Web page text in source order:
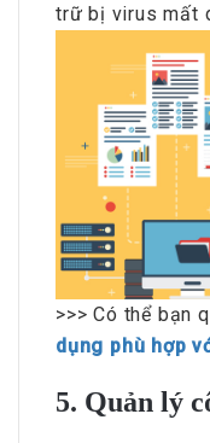
trữ bị virus mất
>>> Có thể bạn
dụng phù hợp
5. Quản lý